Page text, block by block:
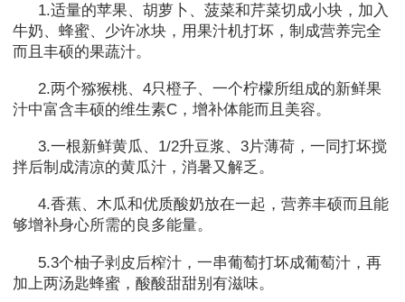
1.适量的苹果、胡萝卜、菠菜和芹菜切成小块，加入
牛奶、蜂蜜、少许冰块，用果汁机打坏，制成营养完全
而且丰硕的果蔬汁。
2.两个猕猴桃、4只橙子、一个柠檬所组成的新鲜果
汁中富含丰硕的维生素C，增补体能而且美容。
3.一根新鲜黄瓜、1/2升豆浆、3片薄荷，一同打坏搅
拌后制成清凉的黄瓜汁，消暑又解乏。
4.香蕉、木瓜和优质酸奶放在一起，营养丰硕而且能
够增补身心所需的良多能量。
5.3个柚子剥皮后榨汁，一串葡萄打坏成葡萄汁，再
加上两汤匙蜂蜜，酸酸甜甜别有滋味。